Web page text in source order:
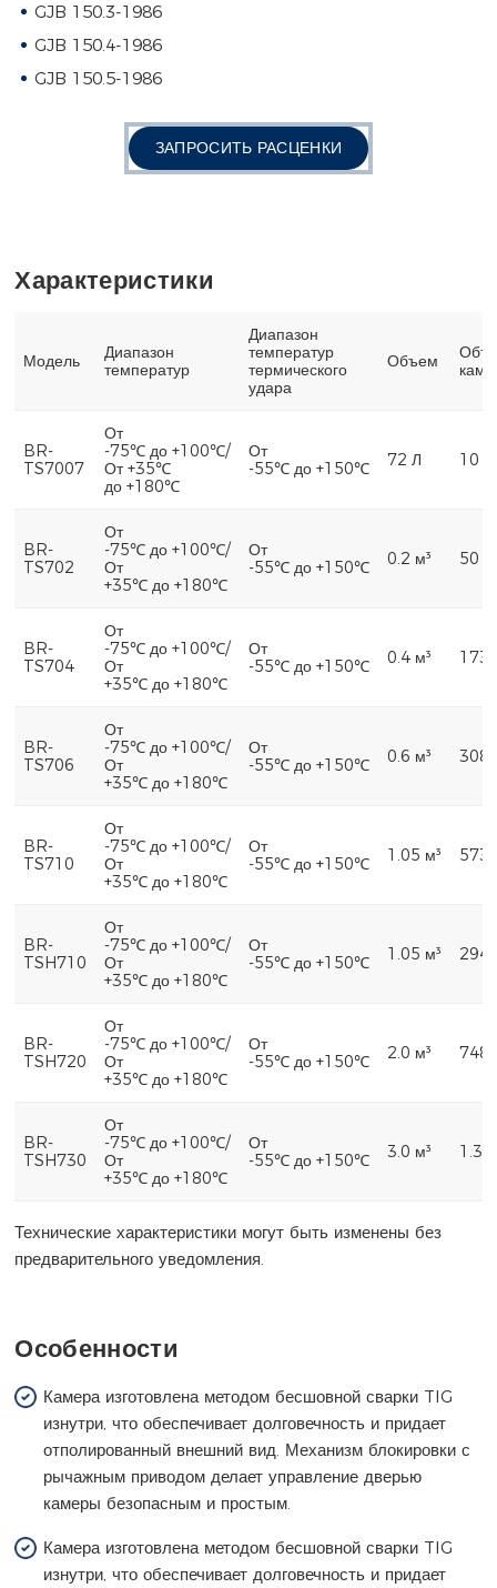
GJB 150.3-1986
GJB 150.4-1986
GJB 150.5-1986
ЗАПРОСИТЬ РАСЦЕНКИ
Характеристики
Модель
Диапазон
температур
Диапазон
температур
термического
удара
Объем
BR-
TS7007
От
-75℃ до +100℃/
От +35℃
до +180℃
От
-55℃ до +150℃
72 Л 10 Л
BR-
TS702
От
-75℃ до +100℃/
От
+35℃ до +180℃
От
-55℃ до +150℃
0.2 м³ 50 Л
BR-
TS704
От
-75℃ до +100℃/
От
+35℃ до +180℃
От
-55℃ до +150℃
0.4 м³ 173
BR-
TS706
От
-75℃ до +100℃/
От
+35℃ до +180℃
От
-55℃ до +150℃
0.6 м³ 308
BR-
TS710
От
-75℃ до +100℃/
От
+35℃ до +180℃
От
-55℃ до +150℃
1.05 м³ 573
BR-
TSH710
От
-75℃ до +100℃/
От
+35℃ до +180℃
От
-55℃ до +150℃
1.05 м³ 294
BR-
TSH720
От
-75℃ до +100℃/
От
+35℃ до +180℃
От
-55℃ до +150℃
2.0 м³ 748
BR-
TSH730
От
-75℃ до +100℃/
От
+35℃ до +180℃
От
-55℃ до +150℃
3.0 м³ 1.36
Технические характеристики могут быть изменены без
предварительного уведомления.
Особенности
Камера изготовлена методом бесшовной сварки TIG
изнутри, что обеспечивает долговечность и придает
отполированный внешний вид. Механизм блокировки с
рычажным приводом делает управление дверью
камеры безопасным и простым.
Камера изготовлена методом бесшовной сварки TIG
изнутри, что обеспечивает долговечность и придает